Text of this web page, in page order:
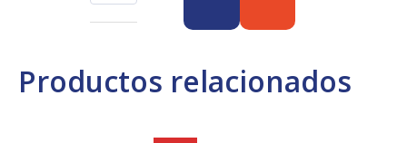
Productos relacionados